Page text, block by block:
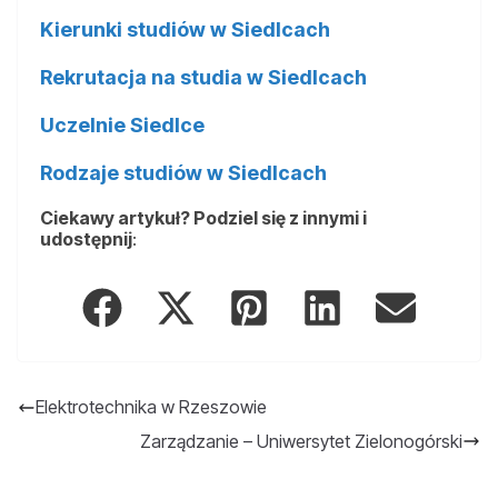
Kierunki studiów w Siedlcach
Rekrutacja na studia w Siedlcach
Uczelnie Siedlce
Rodzaje studiów w Siedlcach
Ciekawy artykuł? Podziel się z innymi i
udostępnij:
Elektrotechnika w Rzeszowie
Zarządzanie – Uniwersytet Zielonogórski